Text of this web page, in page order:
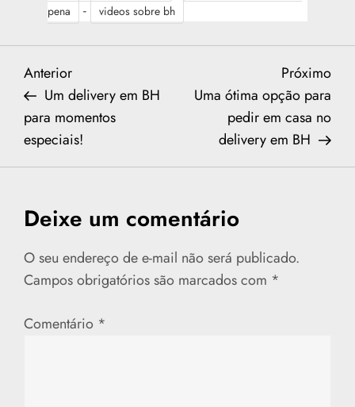
pena
- videos sobre bh
N
a
v
g
a
ã
Previous
Post
Anterior
Um delivery em BH
para momentos
especiais!
Próximo
Uma ótima opção para
pedir em casa no
delivery em BH
Deixe um comentário
O seu endereço de e-mail não será publicado.
Campos obrigatórios são marcados com *
Comentário *